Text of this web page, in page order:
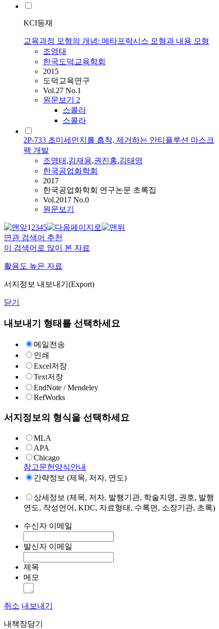
KCI등재
교육과정 모형의 개념: 메타프락시스 모형과 내용 모형
조영태
한국도덕교육학회
2015
도덕교육연구
Vol.27 No.1
원문보기 2
스콜라
스콜라
2P-733 초미세먼지를 흡착, 제거하는 안티플루션 마스크
팩 개발
조영태 ,김재용,권진홍,김태영
한국공업화학회
2017
한국공업화학회 연구논문 초록집
Vol.2017 No.0
원문보기
12345
연관 검색어 추천
이 검색어로 많이 본 자료
활용도 높은 자료
서지정보 내보내기(Export)
닫기
내보내기 형태를 선택하세요
메일전송
인쇄
Excel저장
Text저장
EndNote / Mendeley
RefWorks
서지정보의 형식을 선택하세요
MLA
APA
Chicago
참고문헌양식안내
간략정보 (제목, 저자, 연도)
상세정보 (제목, 저자, 발행기관, 학술지명, 권호, 발행
연도, 작성언어, KDC, 자료형태, 수록면, 소장기관, 초록)
수신자 이메일
발신자 이메일
제목
메모
취소 내보내기
내책장담기